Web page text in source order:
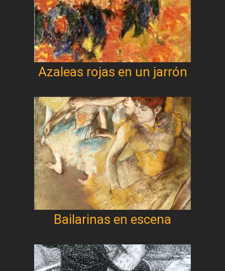
Azaleas rojas en un jarrón
Bailarinas en escena